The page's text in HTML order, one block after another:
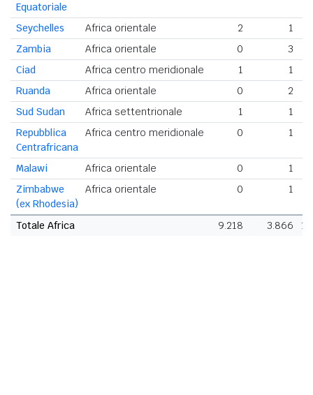
Equatoriale
Seychelles Africa orientale 2
1
Zambia
Africa orientale 0
3
Ciad
Africa centro meridionale 1
1
Ruanda
Africa orientale 0
2
Sud Sudan
Africa settentrionale 1
1
Repubblica
Centrafricana
Africa centro meridionale 0 1
Malawi Africa orientale 0
1
Zimbabwe
(ex Rhodesia)
Africa orientale 0 1
Totale Africa 9.218 3.866